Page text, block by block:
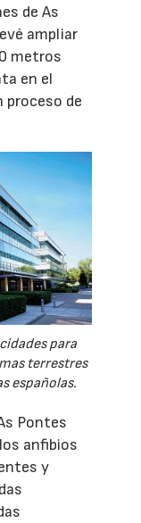
de As
ampliar
metros
en el
de
para
terrestres
españolas.
Pontes
anfibios
y